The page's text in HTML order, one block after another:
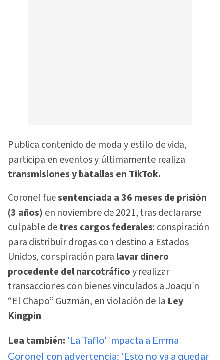
Publica contenido de moda y estilo de vida,
participa en eventos y últimamente realiza
transmisiones y batallas en TikTok.
Coronel fuesentenciada a 36 meses de prisión
(3 años) en noviembre de 2021, tras declararse
culpable detres cargos federales: conspiración
para distribuir drogas con destino a Estados
Unidos, conspiración para lavar dinero
procedente del narcotráficoy realizar
transacciones con bienes vinculados a Joaquín
“El Chapo” Guzmán, en violación de la Ley
Kingpin
Lea también: 'La Taflo' impacta a Emma
Coronel con advertencia: 'Esto no va a quedar